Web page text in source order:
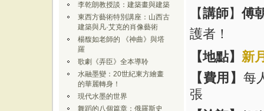
李乾朗教授談：建築畫與建築
東西方藝術特別講座：山西古
建築與凡·艾克的肖像藝術
楊馥如老師的 《神曲》與塔
羅
歌劇《弄臣》全本導聆
水融墨變：20世紀東方繪畫
的華麗轉身！
現代水墨的世界
舞蹈的八個篇章：俄羅斯史
【講師】傅
護者！
【地點】 新
【費用 】 每
張